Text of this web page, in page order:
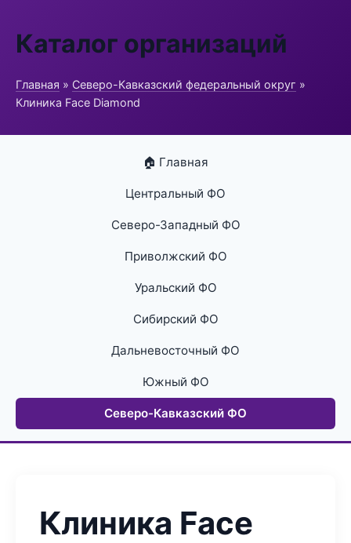
Каталог организаций
Главная » Северо-Кавказский федеральный округ »
Клиника Face Diamond
🏠 Главная
Центральный ФО
Северо-Западный ФО
Приволжский ФО
Уральский ФО
Сибирский ФО
Дальневосточный ФО
Южный ФО
Северо-Кавказский ФО
Клиника Face